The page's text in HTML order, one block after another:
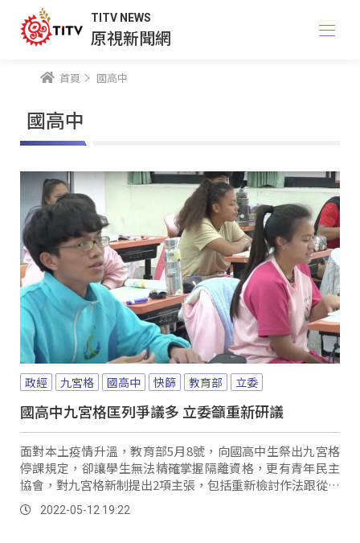
TITV NEWS
原視新聞網
首頁 國高中
國高中
政經 九宮格 國高中 快篩 教育部 立委
國高中九宮格匡列爭議多 立委籲重新研議
面對本土疫情升溫，教育部5月8號，向國高中生祭出九宮格
停課規定，卻讓學生無法精確掌握隔離資格，更有青年民主
協會，對九宮格新制提出2項主張，包括重新檢討作法跟從寬
認定防疫假，而在12號立法院教文委員會，多位立委也針對
九宮格爭議，希望教育部能和指揮中心，再三研議停課指
2022-05-12 19:22